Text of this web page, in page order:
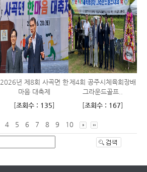
2026년 제8회 사곡면 한
마음 대축제
[조회수 : 135]
제4회 공주시체육회장배
그라운드골프..
[조회수 : 167]
4 5 6 7 8 9 10